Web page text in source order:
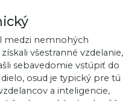
medzi nemnohých
všestranné vzdelanie,
sebavedomie vstúpiť do
osud je typický pre tú
a inteligencie,